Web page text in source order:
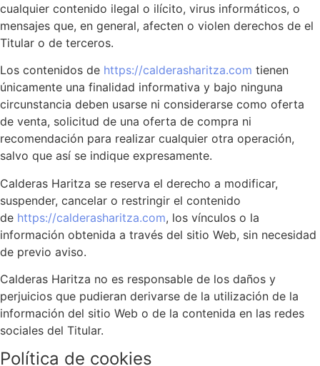
cualquier contenido ilegal o ilícito, virus informáticos, o
mensajes que, en general, afecten o violen derechos de el
Titular o de terceros.
Los contenidos de https://calderasharitza.com tienen
únicamente una finalidad informativa y bajo ninguna
circunstancia deben usarse ni considerarse como oferta
de venta, solicitud de una oferta de compra ni
recomendación para realizar cualquier otra operación,
salvo que así se indique expresamente.
Calderas Haritza se reserva el derecho a modificar,
suspender, cancelar o restringir el contenido
de https://calderasharitza.com, los vínculos o la
información obtenida a través del sitio Web, sin necesidad
de previo aviso.
Calderas Haritza no es responsable de los daños y
perjuicios que pudieran derivarse de la utilización de la
información del sitio Web o de la contenida en las redes
sociales del Titular.
Política de cookies